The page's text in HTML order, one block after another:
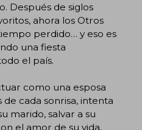
Después de siglos
ahora los Otros
perdido… y eso es
una fiesta
el país.
como una esposa
cada sonrisa, intenta
marido, salvar a su
el amor de su vida,